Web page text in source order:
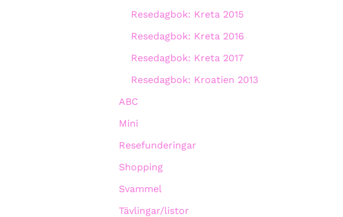
Resedagbok: Kreta 2015
Resedagbok: Kreta 2016
Resedagbok: Kreta 2017
Resedagbok: Kroatien 2013
ABC
Mini
Resefunderingar
Shopping
Svammel
Tävlingar/listor